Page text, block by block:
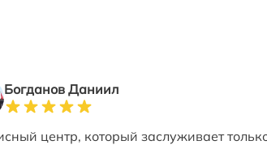
Богданов Даниил
центр, который заслуживает